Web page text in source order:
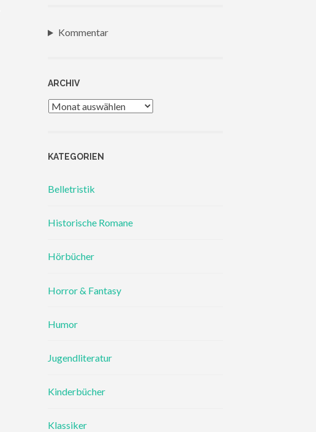
Kommentar
ARCHIV
Archiv
KATEGORIEN
Belletristik
Historische Romane
Hörbücher
Horror & Fantasy
Humor
Jugendliteratur
Kinderbücher
Klassiker